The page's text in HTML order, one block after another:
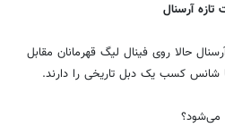
آرسنال
حالا روی فینال لیگ قهرمانان مقابل
می‌شود؟